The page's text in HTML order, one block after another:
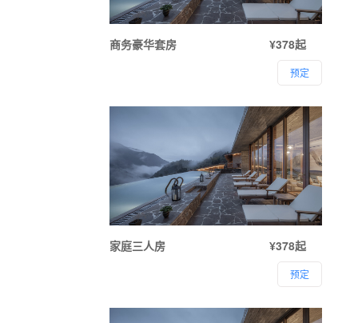
商务豪华套房 ¥378起
预定
家庭三人房 ¥378起
预定